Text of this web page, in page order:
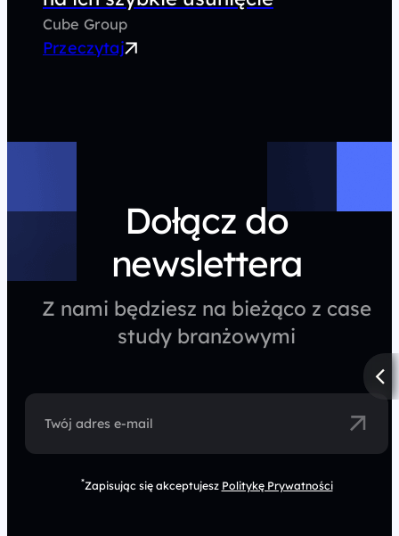
Cube Group
Przeczytaj
Dołącz do
newslettera
Z nami będziesz na bieżąco z case
study branżowymi
Twój adres e-mail
*Zapisując się akceptujesz Politykę Prywatności